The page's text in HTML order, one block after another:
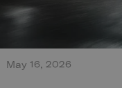
Τεράστια
σύγκρουση
May 16, 2026